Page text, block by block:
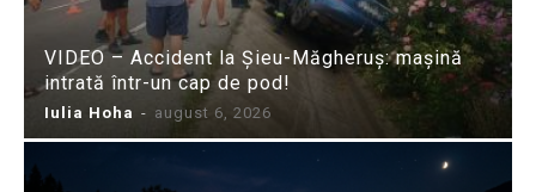
VIDEO – Accident la Șieu-Măgheruș: mașină
intrată într-un cap de pod!
Iulia Hoha - august 6, 2026